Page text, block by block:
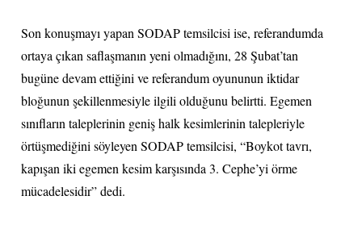
Son konuşmayı yapan SODAP temsilcisi ise, referandumda
ortaya çıkan saflaşmanın yeni olmadığını, 28 Şubat’tan
bugüne devam ettiğini ve referandum oyununun iktidar
bloğunun şekillenmesiyle ilgili olduğunu belirtti. Egemen
sınıfların taleplerinin geniş halk kesimlerinin talepleriyle
örtüşmediğini söyleyen SODAP temsilcisi, “Boykot tavrı,
kapışan iki egemen kesim karşısında 3. Cephe’yi örme
mücadelesidir” dedi.